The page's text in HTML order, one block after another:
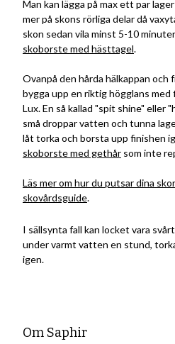
Man kan lägga på max ett par
mer på skons rörliga delar då
skon sedan vila minst 5-10
skoborste med hästtagel.
Ovanpå den hårda hälkappan och
bygga upp en riktig högglans
Lux. En så kallad "spit shine" eller
små droppar vatten och tunna
låt torka och borsta upp finishen
skoborste med gethår som inte
Läs mer om hur du putsar dina
skovårdsguide.
I sällsynta fall kan locket vara
under varmt vatten en stund,
igen.
Om Saphir